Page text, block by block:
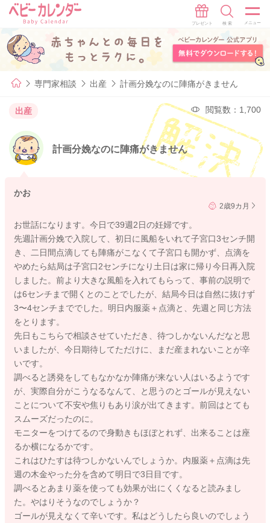
専門家相談 出産 計画分娩なのに陣痛がきません
出産 閲覧数：1,700
計画分娩なのに陣痛がきません
かお
2歳9カ月
お世話になります。今日で39週2日の妊婦です。
先週計画分娩で入院して、初日に風船をいれて子宮口3センチ開
き、二日間点滴しても陣痛がこなくて子宮口も開かず、点滴を
やめたら結局は子宮口2センチになり土日は家に帰り今日再入院
しました。前より大きな風船を入れてもらって、事前の説明で
は6センチまで開くとのことでしたが、結局今日は自然に抜けず
3〜4センチまででした。明日内服薬＋点滴と、先週と同じ方法
をとります。
先日もこちらで相談させていただき、待つしかないんだなと思
いましたが、今日期待してただけに、まだ産まれないことが辛
いです。
調べると誘発をしてもなかなか陣痛が来ない人はいるようです
が、実際自分がこうなるなんて、と思うのとゴールが見えない
ことについて不安や焦りもあり涙が出てきます。前回はとても
スムーズだったのに。
モニターをつけてるので身動きもほぼとれず、出来ることは座
るか横になるかです。
これはひたすは待つしかないんでしょうか。内服薬＋点滴は先
週の木金やった分を含めて明日で3日目です。
調べるとあまり薬を使っても効果が出にくくなると読みまし
た。やはりそうなのでしょうか？
ゴールが見えなくて辛いです。私はどうしたら良いのでしょう